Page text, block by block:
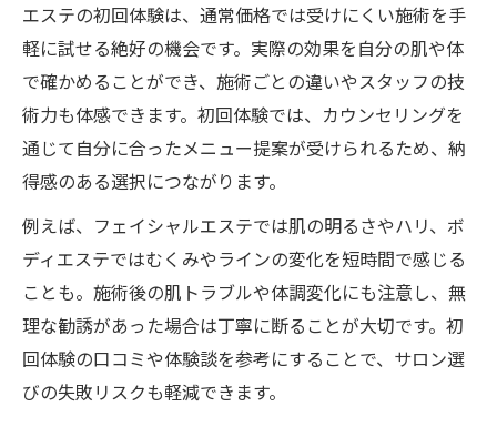
エステの初回体験は、通常価格では受けにくい施術を手
軽に試せる絶好の機会です。実際の効果を自分の肌や体
で確かめることができ、施術ごとの違いやスタッフの技
術力も体感できます。初回体験では、カウンセリングを
通じて自分に合ったメニュー提案が受けられるため、納
得感のある選択につながります。
例えば、フェイシャルエステでは肌の明るさやハリ、ボ
ディエステではむくみやラインの変化を短時間で感じる
ことも。施術後の肌トラブルや体調変化にも注意し、無
理な勧誘があった場合は丁寧に断ることが大切です。初
回体験の口コミや体験談を参考にすることで、サロン選
びの失敗リスクも軽減できます。